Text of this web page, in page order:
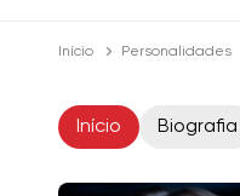
Início Personalidades
Início Biografia